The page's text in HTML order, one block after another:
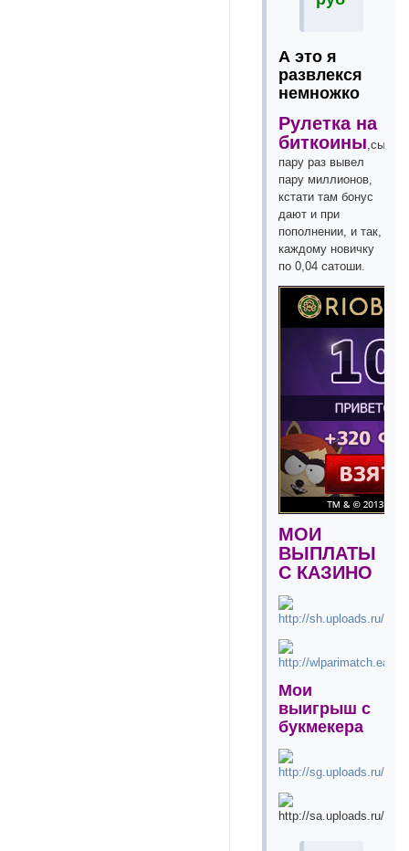
А это я
развлекся
немножко
Рулетка на
биткоины
пару раз вывел
пару миллионов,
кстати там бонус
дают и при
пополнении, и так,
каждому новичку
по 0,04 сатоши.
МОИ
ВЫПЛАТЫ
С КАЗИНО
Мои
выигрыш с
букмекера